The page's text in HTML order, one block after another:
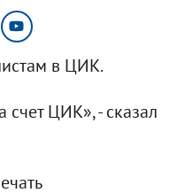
в ЦИК.
счет ЦИК», - сказал